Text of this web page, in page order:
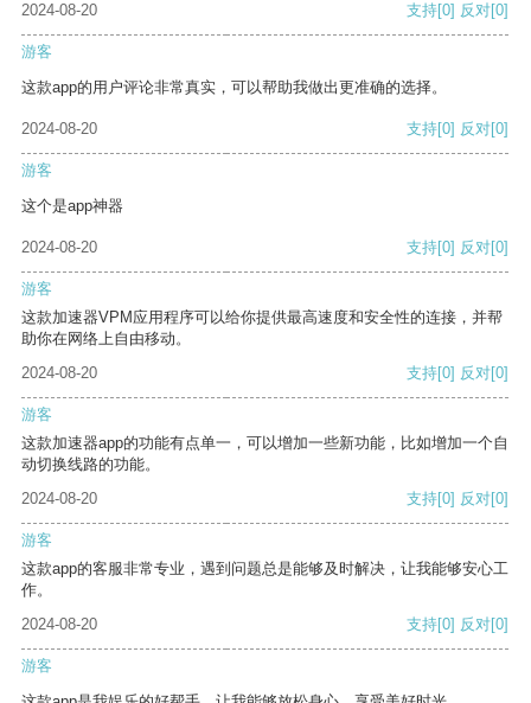
2024-08-20
支持[0] 反对[0]
游客
这款app的用户评论非常真实，可以帮助我做出更准确的选择。
2024-08-20 支持[0] 反对[0]
游客
这个是app神器
2024-08-20 支持[0] 反对[0]
游客
这款加速器VPM应用程序可以给你提供最高速度和安全性的连接，并帮
助你在网络上自由移动。
2024-08-20
支持[0] 反对[0]
游客
这款加速器app的功能有点单一，可以增加一些新功能，比如增加一个自
动切换线路的功能。
2024-08-20
支持[0] 反对[0]
游客
这款app的客服非常专业，遇到问题总是能够及时解决，让我能够安心工
作。
2024-08-20
支持[0] 反对[0]
游客